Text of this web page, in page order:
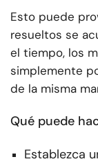
Esto puede
resueltos se
el tiempo, los
simplemente
de la misma
Qué puede
Establezca